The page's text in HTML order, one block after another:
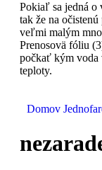
Pokiaľ sa jedná o
tak že na
veľmi malým
Prenosovä fóliu
počkať kým voda
teploty.
Domov